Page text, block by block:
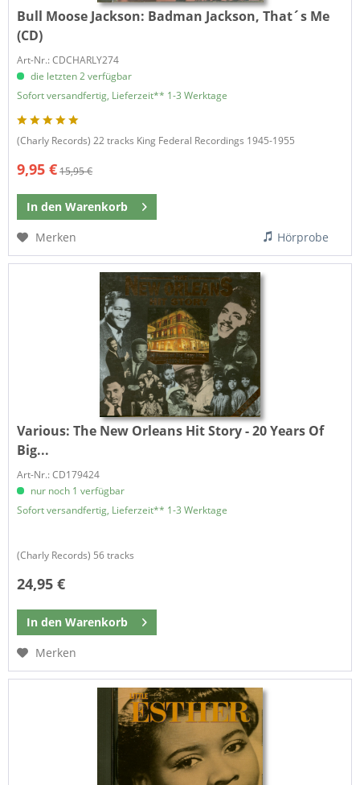
Bull Moose Jackson: Badman Jackson, That´s Me
(CD)
Art-Nr.: CDCHARLY274
die letzten 2 verfügbar
Sofort versandfertig, Lieferzeit** 1-3 Werktage
(Charly Records) 22 tracks King Federal Recordings 1945-1955
9,95 €15,95 €
In den Warenkorb
Merken
Hörprobe
Various:The New Orleans Hit Story - 20 Years Of
Big...
Art-Nr.: CD179424
nur noch 1 verfügbar
Sofort versandfertig, Lieferzeit** 1-3 Werktage
(Charly Records) 56 tracks
24,95 €
In den Warenkorb
Merken